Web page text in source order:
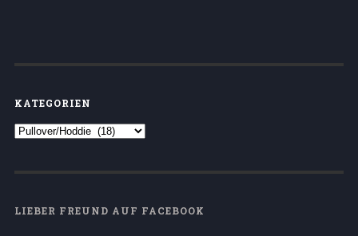
KATEGORIEN
LIEBER FREUND AUF FACEBOOK